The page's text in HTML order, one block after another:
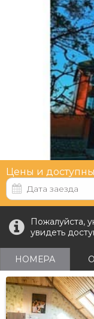
Цены и
Пожалуйста,
увидеть
НОМЕРА